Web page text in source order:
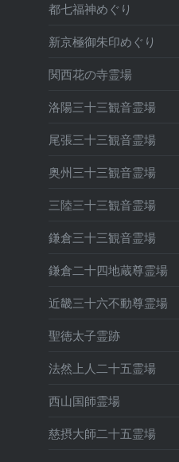
都七福神めぐり
新京極御朱印めぐり
関西花の寺霊場
洛陽三十三観音霊場
尾張三十三観音霊場
奥州三十三観音霊場
三陸三十三観音霊場
鎌倉三十三観音霊場
鎌倉二十四地蔵尊霊場
近畿三十六不動尊霊場
聖徳太子霊跡
法然上人二十五霊場
西山国師霊場
慈摂大師二十五霊場